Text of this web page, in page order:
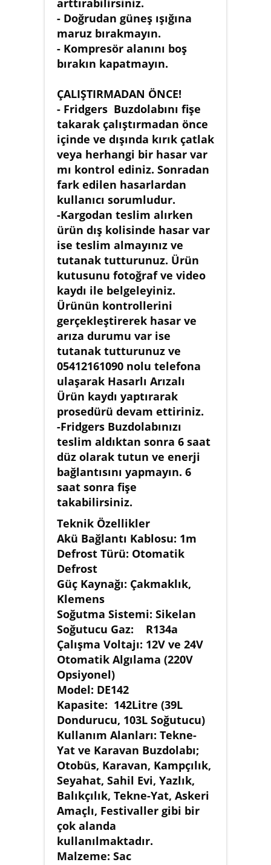
arttırabilirsiniz.
- Doğrudan güneş ışığına
maruz bırakmayın.
- Kompresör alanını boş
bırakın kapatmayın.
ÇALIŞTIRMADAN ÖNCE!
- Fridgers Buzdolabını fişe
takarak çalıştırmadan önce
içinde ve dışında kırık çatlak
veya herhangi bir hasar var
mı kontrol ediniz. Sonradan
fark edilen hasarlardan
kullanıcı sorumludur.
-Kargodan teslim alırken
ürün dış kolisinde hasar var
ise teslim almayınız ve
tutanak tutturunuz. Ürün
kutusunu fotoğraf ve video
kaydı ile belgeleyiniz.
Ürünün kontrollerini
gerçekleştirerek hasar ve
arıza durumu var ise
tutanak tutturunuz ve
05412161090 nolu telefona
ulaşarak Hasarlı Arızalı
Ürün kaydı yaptırarak
prosedürü devam ettiriniz.
-Fridgers Buzdolabınızı
teslim aldıktan sonra 6 saat
düz olarak tutun ve enerji
bağlantısını yapmayın. 6
saat sonra fişe
takabilirsiniz.
Teknik Özellikler
Akü Bağlantı Kablosu: 1m
Defrost Türü: Otomatik
Defrost
Güç Kaynağı: Çakmaklık,
Klemens
Soğutma Sistemi: Sikelan
Soğutucu Gaz: R134a
Çalışma Voltajı: 12V ve 24V
Otomatik Algılama (220V
Opsiyonel)
Model: DE142
Kapasite: 142Litre (39L
Dondurucu, 103L Soğutucu)
Kullanım Alanları: Tekne-
Yat ve Karavan Buzdolabı;
Otobüs, Karavan, Kampçılık,
Seyahat, Sahil Evi, Yazlık,
Balıkçılık, Tekne-Yat, Askeri
Amaçlı, Festivaller gibi bir
çok alanda
kullanılmaktadır.
Malzeme: Sac